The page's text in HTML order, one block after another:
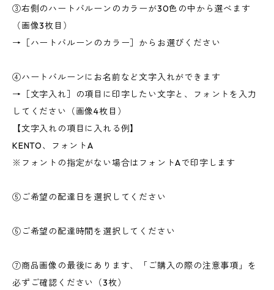
③右側のハートバルーンのカラーが30色の中から選べます
（画像3枚目）
→［ハートバルーンのカラー］からお選びください
④ハートバルーンにお名前など文字入れができます
→［文字入れ］の項目に印字したい文字と、フォントを入力
してください（画像4枚目）
【文字入れの項目に入れる例】
KENTO、フォントA
※フォントの指定がない場合はフォントAで印字します
⑤ご希望の配達日を選択してください
⑥ご希望の配達時間を選択してください
⑦商品画像の最後にあります、「ご購入の際の注意事項」を
必ずご確認ください（3枚）